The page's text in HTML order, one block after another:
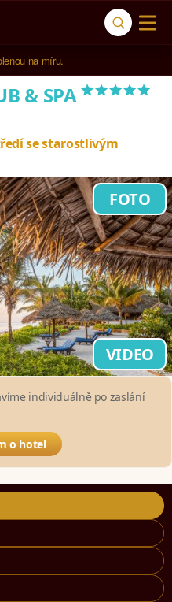
na míru.
dovolenou od 100.000 Kč.
& SPA*****
se starostlivým
FOTO
VIDEO
individuálně po zaslání
o hotel